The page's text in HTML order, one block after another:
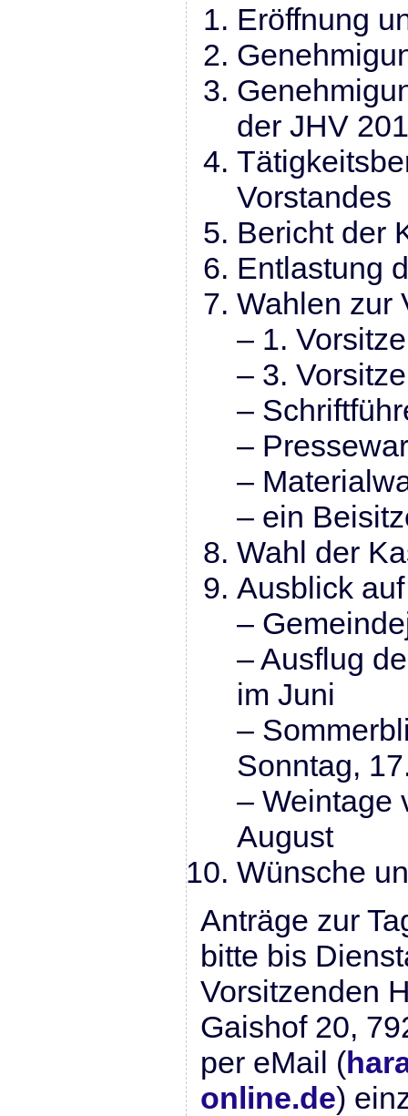
Eröffnung
der JHV
Vorstandes
Bericht der
Entlastung
Wahlen zur
– 1.
– 3.
–
–
–
– ein
Wahl der
Ausblick
–
– Ausflug
im Juni
–
Sonntag,
– Weintage
August
Wünsche
Anträge zur
bitte bis
Vorsitzenden
Gaishof 20,
per eMail (
online.de)